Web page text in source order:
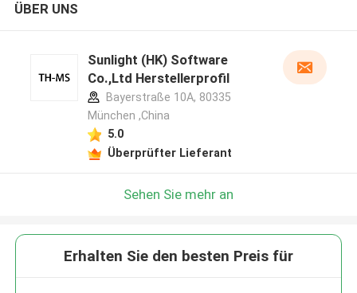
ÜBER UNS
Sunlight (HK) Software
Co.,Ltd Herstellerprofil
Bayerstraße 10A, 80335
München ,China
5.0
Überprüfter Lieferant
Sehen Sie mehr an
Erhalten Sie den besten Preis für